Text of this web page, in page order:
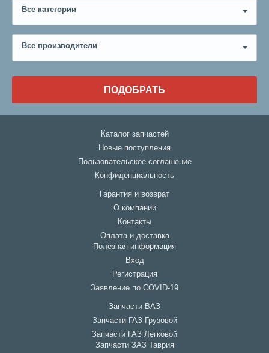
Все категории
Все производители
ПОДОБРАТЬ
Каталог запчастей
Новые поступления
Пользовательское соглашение
Конфиденциальность
Гарантия и возврат
О компании
Контакты
Оплата и доставка
Полезная информация
Вход
Регистрация
Заявление по COVID-19
Запчасти ВАЗ
Запчасти ГАЗ Грузовой
Запчасти ГАЗ Легковой
Запчасти ЗАЗ Таврия